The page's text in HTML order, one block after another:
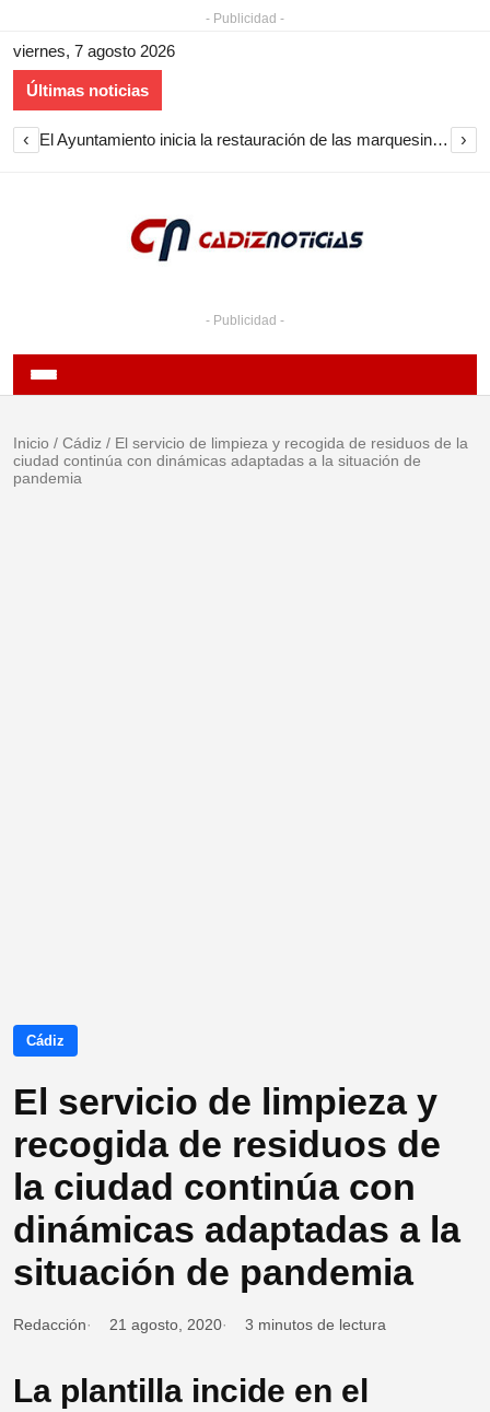
- Publicidad -
viernes, 7 agosto 2026
Últimas noticias
‹ El Ayuntamiento inicia la restauración de las marquesinas de Plaza Esteve para volver a instalarlas en el centro de Jerez ›
- Publicidad -
Inicio / Cádiz / El servicio de limpieza y recogida de residuos de la
ciudad continúa con dinámicas adaptadas a la situación de
pandemia
Cádiz
El servicio de limpieza y
recogida de residuos de
la ciudad continúa con
dinámicas adaptadas a la
situación de pandemia
Redacción 21 agosto, 2020 3 minutos de lectura
La plantilla incide en el